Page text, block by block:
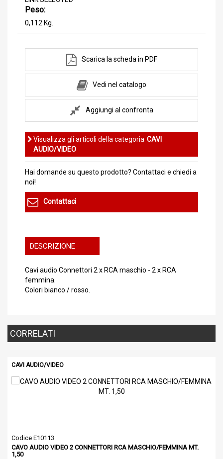
Peso:
0,112 Kg.
Scarica la scheda in PDF
Vedi nel catalogo
Aggiungi al confronta
Visualizza gli articoli della categoria CAVI
AUDIO/VIDEO
Hai domande su questo prodotto? Contattaci e chiedi a
noi!
Contattaci
DESCRIZIONE
Cavi audio Connettori 2 x RCA maschio - 2 x RCA
femmina.
Colori bianco / rosso.
CORRELATI
CAVI AUDIO/VIDEO
Codice E10113
CAVO AUDIO VIDEO 2 CONNETTORI RCA MASCHIO/FEMMINA MT.
1,50